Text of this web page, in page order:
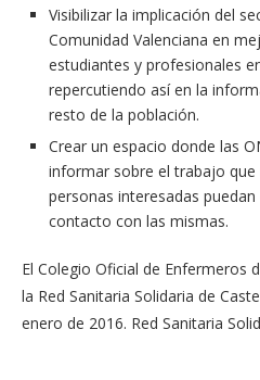
Visibilizar la implicación del
Comunidad Valenciana en
estudiantes y profesionales
repercutiendo así en la
resto de la población.
Crear un espacio donde las
informar sobre el trabajo que
personas interesadas
contacto con las mismas.
El Colegio Oficial de Enfermeros
la Red Sanitaria Solidaria de
enero de 2016. Red Sanitaria